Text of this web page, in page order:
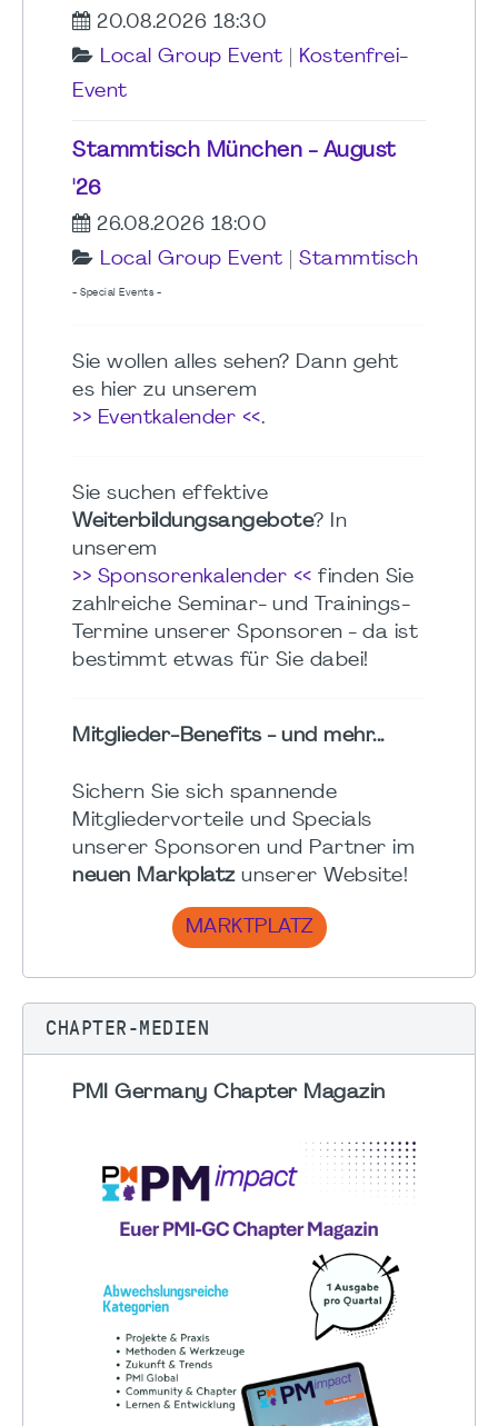
20.08.2026 18:30
Local Group Event
Kostenfrei-
Event
Stammtisch München - August
'26
26.08.2026 18:00
Local Group Event
Stammtisch
- Special Events -
Sie wollen alles sehen? Dann geht
es hier zu unserem
>> Eventkalender <<.
Sie suchen effektive
Weiterbildungsangebote? In
unserem
>> Sponsorenkalender << finden Sie
zahlreiche Seminar- und Trainings-
Termine unserer Sponsoren - da ist
bestimmt etwas für Sie dabei!
Mitglieder-Benefits - und mehr...
Sichern Sie sich spannende
Mitgliedervorteile und Specials
unserer Sponsoren und Partner im
neuen Markplatzunserer Website!
MARKTPLATZ
CHAPTER-MEDIEN
PMI Germany Chapter Magazin